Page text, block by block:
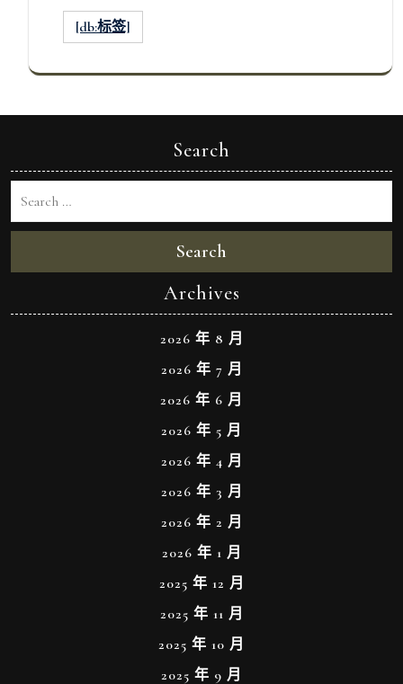
[db:标签]
Search
Search
Archives
2026 年 8 月
2026 年 7 月
2026 年 6 月
2026 年 5 月
2026 年 4 月
2026 年 3 月
2026 年 2 月
2026 年 1 月
2025 年 12 月
2025 年 11 月
2025 年 10 月
2025 年 9 月